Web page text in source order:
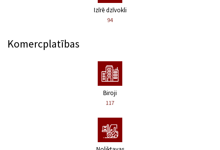
Izīrē dzīvokli
94
Komercplatības
Biroji
117